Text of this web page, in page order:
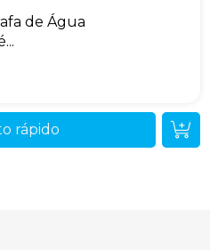
de Água
rápido